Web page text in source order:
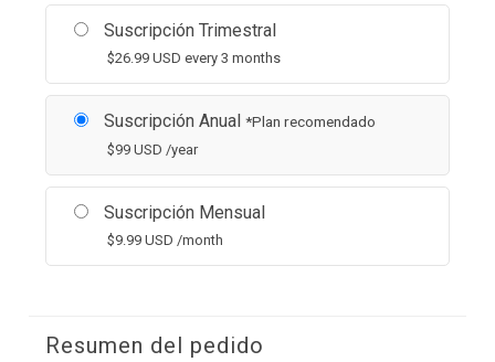
Suscripción Trimestral
$26.99 USD every 3 months
Suscripción Anual *Plan recomendado
$99 USD /year
Suscripción Mensual
$9.99 USD /month
Resumen del pedido